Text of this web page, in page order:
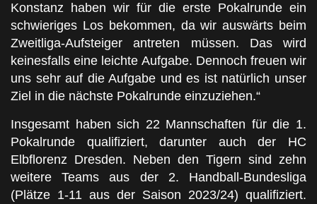
Konstanz haben wir für die erste Pokalrunde ein
schwieriges Los bekommen, da wir auswärts beim
Zweitliga-Aufsteiger antreten müssen. Das wird
keinesfalls eine leichte Aufgabe. Dennoch freuen wir
uns sehr auf die Aufgabe und es ist natürlich unser
Ziel in die nächste Pokalrunde einzuziehen.“
Insgesamt haben sich 22 Mannschaften für die 1.
Pokalrunde qualifiziert, darunter auch der HC
Elbflorenz Dresden. Neben den Tigern sind zehn
weitere Teams aus der 2. Handball-Bundesliga
(Plätze 1-11 aus der Saison 2023/24) qualifiziert.